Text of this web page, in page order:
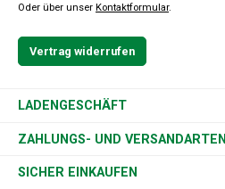
Oder über unser Kontaktformular.
Vertrag widerrufen
LADENGESCHÄFT
ZAHLUNGS- UND VERSANDARTEN
SICHER EINKAUFEN